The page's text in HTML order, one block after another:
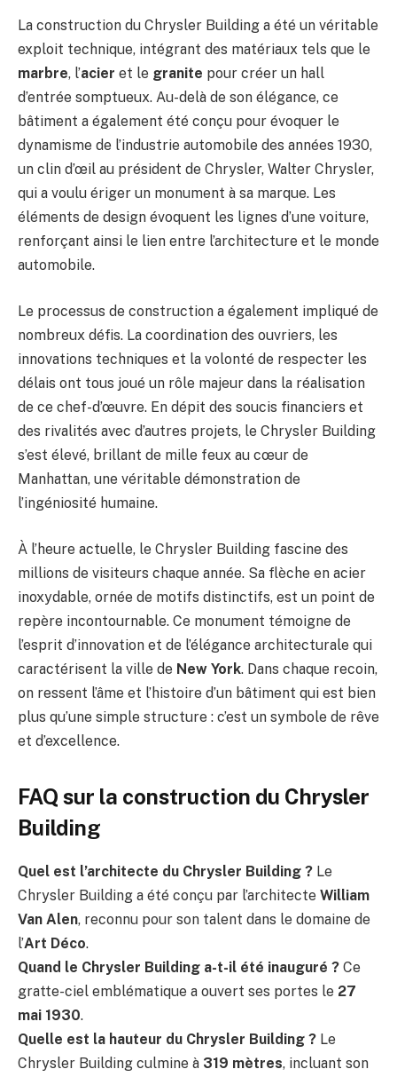
La construction du Chrysler Building a été un véritable
exploit technique, intégrant des matériaux tels que le
marbre, l’acier et le granite pour créer un hall
d’entrée somptueux. Au-delà de son élégance, ce
bâtiment a également été conçu pour évoquer le
dynamisme de l’industrie automobile des années 1930,
un clin d’œil au président de Chrysler, Walter Chrysler,
qui a voulu ériger un monument à sa marque. Les
éléments de design évoquent les lignes d’une voiture,
renforçant ainsi le lien entre l’architecture et le monde
automobile.
Le processus de construction a également impliqué de
nombreux défis. La coordination des ouvriers, les
innovations techniques et la volonté de respecter les
délais ont tous joué un rôle majeur dans la réalisation
de ce chef-d’œuvre. En dépit des soucis financiers et
des rivalités avec d’autres projets, le Chrysler Building
s’est élevé, brillant de mille feux au cœur de
Manhattan, une véritable démonstration de
l’ingéniosité humaine.
À l’heure actuelle, le Chrysler Building fascine des
millions de visiteurs chaque année. Sa flèche en acier
inoxydable, ornée de motifs distinctifs, est un point de
repère incontournable. Ce monument témoigne de
l’esprit d’innovation et de l’élégance architecturale qui
caractérisent la ville de New York. Dans chaque recoin,
on ressent l’âme et l’histoire d’un bâtiment qui est bien
plus qu’une simple structure : c’est un symbole de rêve
et d’excellence.
FAQ sur la construction du Chrysler
Building
Quel est l’architecte du Chrysler Building ? Le
Chrysler Building a été conçu par l’architecte William
Van Alen, reconnu pour son talent dans le domaine de
l’Art Déco.
Quand le Chrysler Building a-t-il été inauguré ? Ce
gratte-ciel emblématique a ouvert ses portes le 27
mai 1930.
Quelle est la hauteur du Chrysler Building ? Le
Chrysler Building culmine à 319 mètres, incluant son